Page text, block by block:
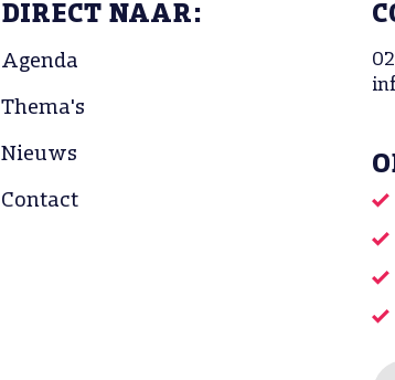
DIRECT NAAR:
Agenda
Thema's
Nieuws
Contact